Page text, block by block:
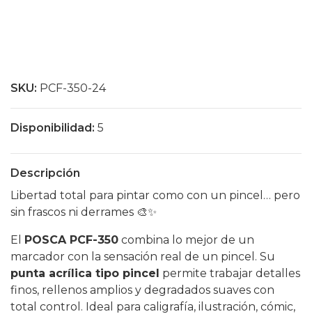
SKU: PCF-350-24
Disponibilidad: 5
Descripción
Libertad total para pintar como con un pincel… pero
sin frascos ni derrames 🎨✨
El POSCA PCF-350 combina lo mejor de un
marcador con la sensación real de un pincel. Su
punta acrílica tipo pincel permite trabajar detalles
finos, rellenos amplios y degradados suaves con
total control. Ideal para caligrafía, ilustración, cómic,